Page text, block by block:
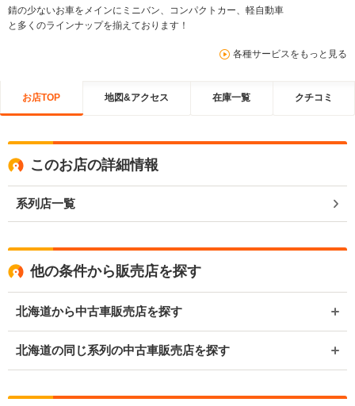
錆の少ないお車をメインにミニバン、コンパクトカー、軽自動車
と多くのラインナップを揃えております！
各種サービスをもっと見る
お店TOP 地図&アクセス 在庫一覧 クチコミ
このお店の詳細情報
系列店一覧
他の条件から販売店を探す
北海道から中古車販売店を探す
北海道の同じ系列の中古車販売店を探す